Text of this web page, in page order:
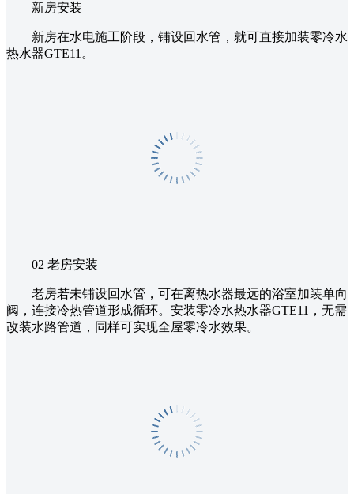
新房安装
新房在水电施工阶段，铺设回水管，就可直接加装零冷水
热水器GTE11。
02 老房安装
老房若未铺设回水管，可在离热水器最远的浴室加装单向
阀，连接冷热管道形成循环。安装零冷水热水器GTE11，无需
改装水路管道，同样可实现全屋零冷水效果。